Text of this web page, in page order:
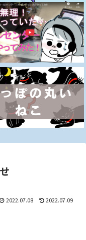
2022.07.08 2022.07.09